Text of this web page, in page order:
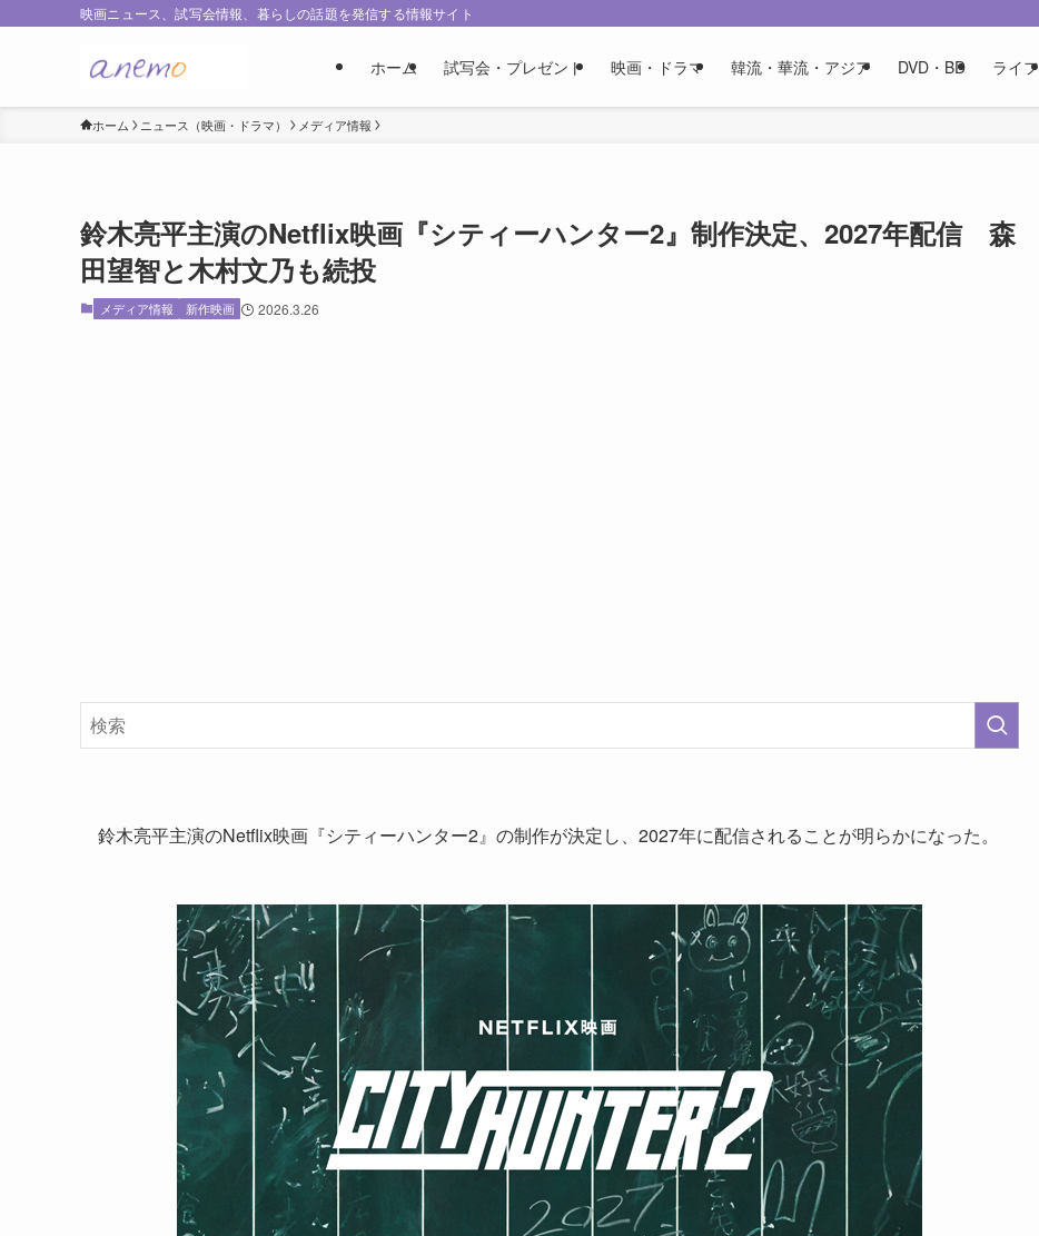
映画ニュース、試写会情報、暮らしの話題を発信する情報サイト
ホーム 試写会・プレゼント 映画・ドラマ 韓流・華流・アジア DVD・BD ライフ
ホーム ニュース（映画・ドラマ） メディア情報
鈴木亮平主演のNetflix映画『シティーハンター2』制作決定、2027年配信 森
田望智と木村文乃も続投
メディア情報 新作映画 2026.3.26
鈴木亮平主演のNetflix映画『シティーハンター2』の制作が決定し、2027年に配信されることが明らかになった。